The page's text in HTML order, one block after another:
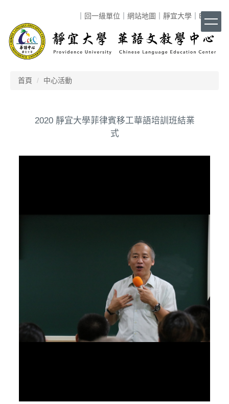
要
內
回一級單位 網站地圖 靜宜大學 ENG
首頁 中心活動
2020 靜宜大學菲律賓移工華語培訓班結業
式